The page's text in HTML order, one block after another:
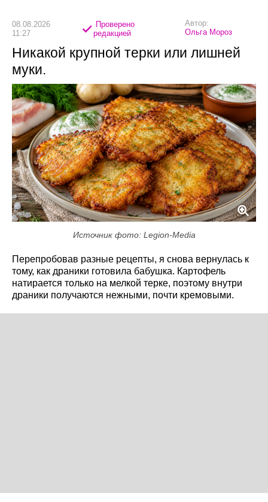
08.08.2026
11:27
Проверено
редакцией
Автор:
Ольга Мороз
Никакой крупной терки или лишней
муки.
Источник фото: Legion-Media
Перепробовав разные рецепты, я снова вернулась к
тому, как драники готовила бабушка. Картофель
натирается только на мелкой терке, поэтому внутри
драники получаются нежными, почти кремовыми.